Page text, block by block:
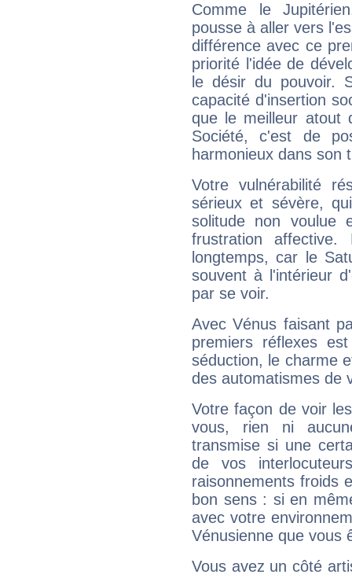
Comme le
pousse à aller vers
différence avec ce
priorité l'idée de
le désir du pouvoir.
capacité d'insertion
que le meilleur atout
Société, c'est de
harmonieux dans son
Votre vulnérabilité
sérieux et sévère,
solitude non voulue
frustration
longtemps, car le
souvent à l'intérieur
par se voir.
Avec Vénus faisant
premiers réflexes
séduction, le charme
des automatismes de
Votre façon de voir
vous, rien ni
transmise si une
de vos
raisonnements froids
bon sens : si en
avec votre
Vénusienne que vous
Vous avez un côté